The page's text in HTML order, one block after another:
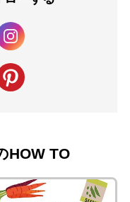
HOW TO